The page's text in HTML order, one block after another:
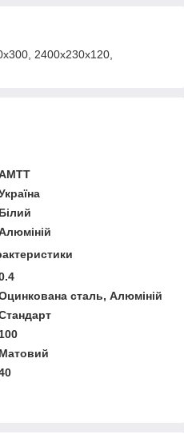
2400х230х120,
Білий
сталь, Алюміній
100
Матовий